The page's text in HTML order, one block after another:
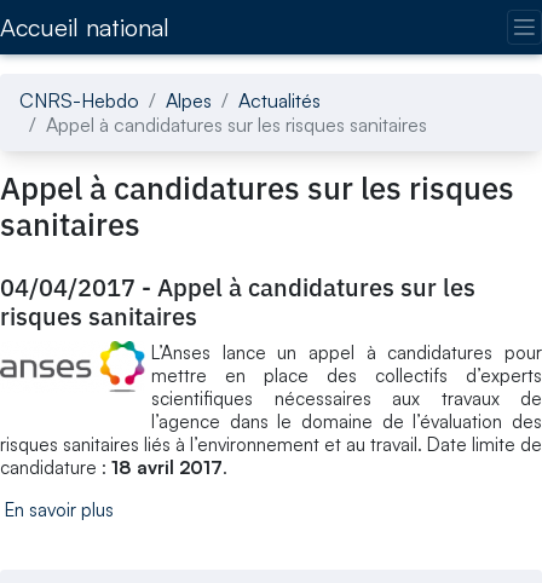
Accueil national
CNRS-Hebdo Alpes
Actualités
Appel à candidatures sur les risques sanitaires
Appel à candidatures sur les risques
sanitaires
04/04/2017 - Appel à candidatures sur les
risques sanitaires
L’Anses lance un appel à candidatures pour
mettre en place des collectifs d’experts
scientifiques nécessaires aux travaux de
l’agence dans le domaine de l’évaluation des
risques sanitaires liés à l’environnement et au travail. Date limite de
candidature : 18 avril 2017.
En savoir plus